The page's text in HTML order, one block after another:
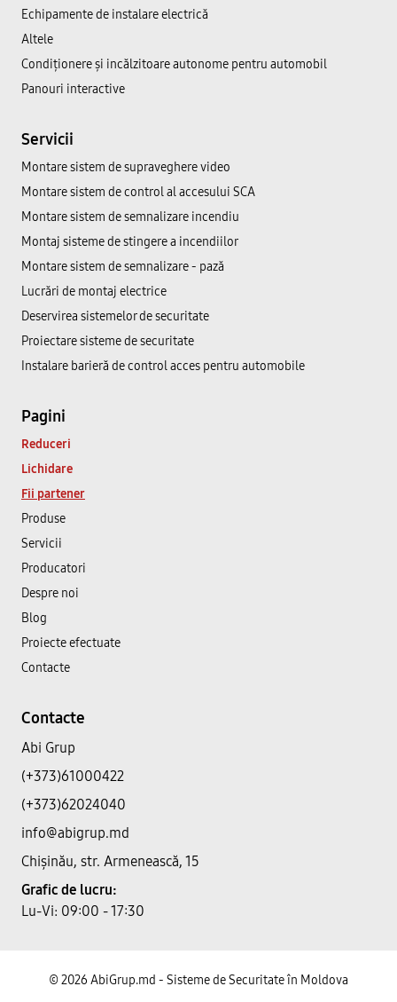
Echipamente de instalare electrică
Altele
Condiționere și incălzitoare autonome pentru automobil
Panouri interactive
Servicii
Montare sistem de supraveghere video
Montare sistem de control al accesului SCA
Montare sistem de semnalizare incendiu
Montaj sisteme de stingere a incendiilor
Montare sistem de semnalizare - pază
Lucrări de montaj electrice
Deservirea sistemelor de securitate
Proiectare sisteme de securitate
Instalare barieră de control acces pentru automobile
Pagini
Reduceri
Lichidare
Fii partener
Produse
Servicii
Producatori
Despre noi
Blog
Proiecte efectuate
Contacte
Contacte
Abi Grup
(+373)61000422
(+373)62024040
info@abigrup.md
Chișinău, str. Armenească, 15
Grafic de lucru:
Lu-Vi: 09:00 - 17:30
© 2026 AbiGrup.md - Sisteme de Securitate în Moldova